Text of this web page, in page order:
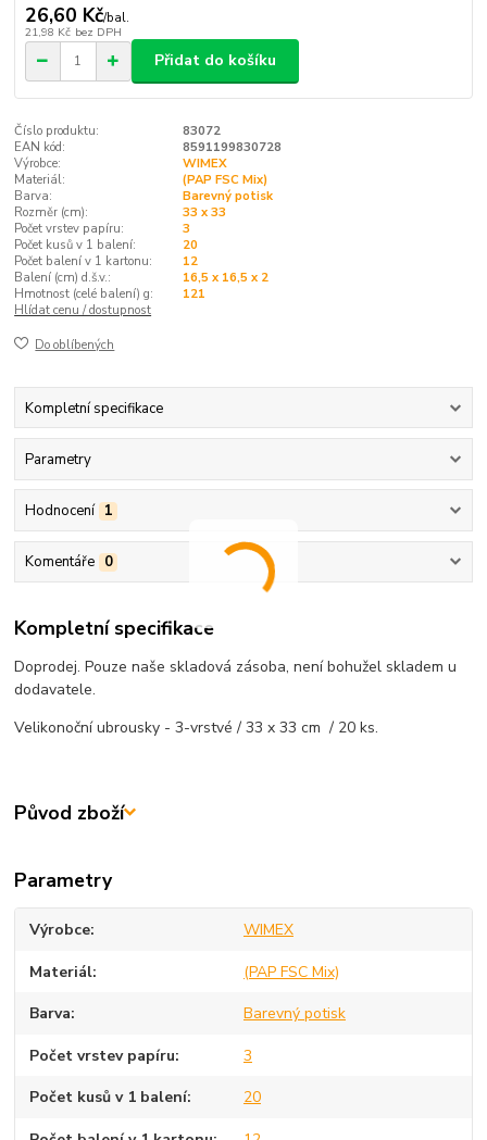
26,60 Kč/bal.
21,98 Kč bez DPH
Přidat do košíku
Číslo produktu:
83072
EAN kód:
8591199830728
Výrobce:
WIMEX
Materiál:
(PAP FSC Mix)
Barva:
Barevný potisk
Rozměr (cm):
33 x 33
Počet vrstev papíru:
3
Počet kusů v 1 balení:
20
Počet balení v 1 kartonu:
12
Balení (cm) d.š.v.:
16,5 x 16,5 x 2
Hmotnost (celé balení) g:
121
Hlídat cenu / dostupnost
Do oblíbených
Kompletní specifikace
Parametry
Hodnocení 1
Komentáře 0
Kompletní specifikace
Doprodej. Pouze naše skladová zásoba, není bohužel skladem u
dodavatele.
Velikonoční ubrousky - 3-vrstvé / 33 x 33 cm / 20 ks.
Původ zboží
Parametry
Výrobce WIMEX
Materiál (PAP FSC Mix)
Barva Barevný potisk
Počet vrstev papíru 3
Počet kusů v 1 balení 20